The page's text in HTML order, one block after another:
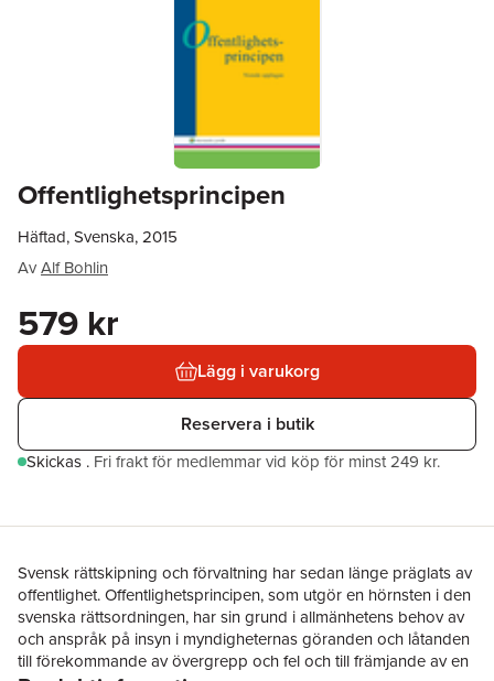
Offentlighetsprincipen
Häftad, Svenska, 2015
AvAlf Bohlin
579 kr
Lägg i varukorg
Reservera i butik
Skickas . Fri frakt för medlemmar vid köp för minst 249 kr.
Svensk rättskipning och förvaltning har sedan länge präglats av
offentlighet. Offentlighetsprincipen, som utgör en hörnsten i den
svenska rättsordningen, har sin grund i allmänhetens behov av
och anspråk på insyn i myndigheternas göranden och låtanden
till förekommande av övergrepp och fel och till främjande av en